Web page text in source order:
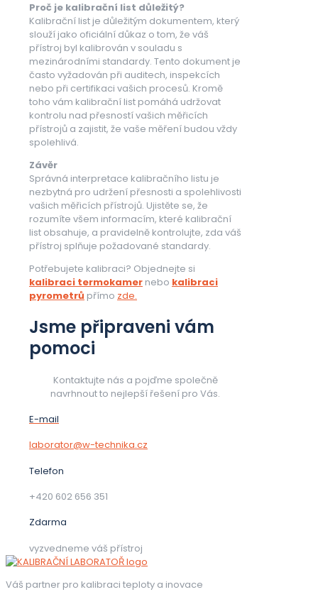
Proč je kalibrační list důležitý?
Kalibrační list je důležitým dokumentem, který
slouží jako oficiální důkaz o tom, že váš
přístroj byl kalibrován v souladu s
mezinárodními standardy. Tento dokument je
často vyžadován při auditech, inspekcích
nebo při certifikaci vašich procesů. Kromě
toho vám kalibrační list pomáhá udržovat
kontrolu nad přesností vašich měřicích
přístrojů a zajistit, že vaše měření budou vždy
spolehlivá.
Závěr
Správná interpretace kalibračního listu je
nezbytná pro udržení přesnosti a spolehlivosti
vašich měřicích přístrojů. Ujistěte se, že
rozumíte všem informacím, které kalibrační
list obsahuje, a pravidelně kontrolujte, zda váš
přístroj splňuje požadované standardy.
Potřebujete kalibraci? Objednejte si
kalibraci termokamer nebo kalibraci
pyrometrů přímo zde.
Jsme připraveni vám
pomoci
Kontaktujte nás a pojďme společně
navrhnout to nejlepší řešení pro Vás.
E-mail
laborator@w-technika.cz
Telefon
+420 602 656 351
Zdarma
vyzvedneme váš přístroj
Váš partner pro kalibraci teploty a inovace